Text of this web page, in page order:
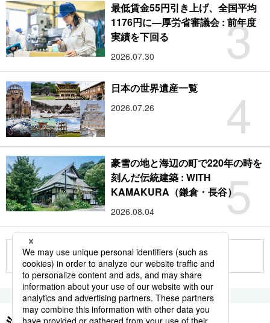
3
最低賃金55円引き上げ、全国平均
1176円に―厚労省審議会 : 前年度
実績を下回る
2026.07.30
4
日本の世界遺産一覧
2026.07.26
5
豪雪の地と海辺の町で220年の時を
刻んだ伝統建築 : WITH
KAMAKURA（鎌倉・長谷）
2026.08.04
もっと見る